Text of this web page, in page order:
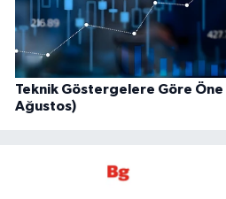
Teknik Göstergelere Göre Öne
Ağustos)